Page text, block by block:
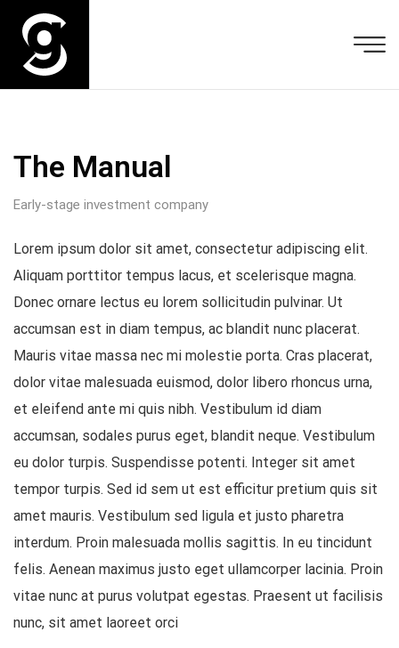
The Manual
Early-stage investment company
Lorem ipsum dolor sit amet, consectetur adipiscing elit.
Aliquam porttitor tempus lacus, et scelerisque magna.
Donec ornare lectus eu lorem sollicitudin pulvinar. Ut
accumsan est in diam tempus, ac blandit nunc placerat.
Mauris vitae massa nec mi molestie porta. Cras placerat,
dolor vitae malesuada euismod, dolor libero rhoncus urna,
et eleifend ante mi quis nibh. Vestibulum id diam
accumsan, sodales purus eget, blandit neque. Vestibulum
eu dolor turpis. Suspendisse potenti. Integer sit amet
tempor turpis. Sed id sem ut est efficitur pretium quis sit
amet mauris. Vestibulum sed ligula et justo pharetra
interdum. Proin malesuada mollis sagittis. In eu tincidunt
felis. Aenean maximus justo eget ullamcorper lacinia. Proin
vitae nunc at purus volutpat egestas. Praesent ut facilisis
nunc, sit amet laoreet orci